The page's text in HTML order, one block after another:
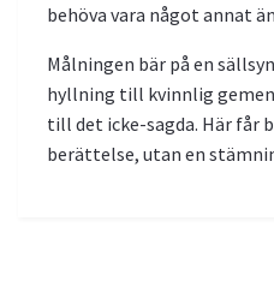
behöva vara något annat
Målningen bär på en
hyllning till kvinnlig
till det icke-sagda. Här får
berättelse, utan en